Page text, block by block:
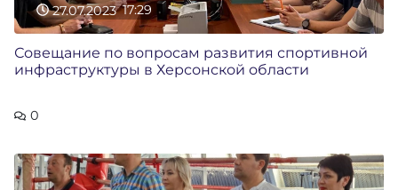
27.07.2023 17:29
Совещание по вопросам развития спортивной
инфраструктуры в Херсонской области
0